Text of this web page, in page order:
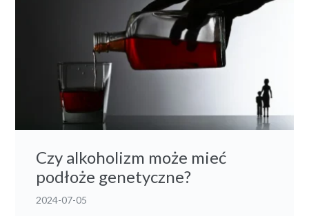
Czy alkoholizm może mieć
podłoże genetyczne?
2024-07-05